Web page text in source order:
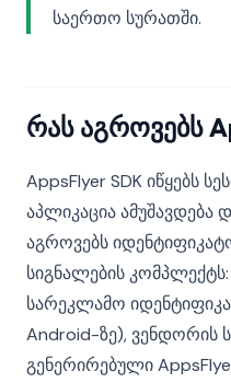
საერთო სურათში.
რას აგროვებს
AppsFlyer SDK იწყებს
აპლიკაცია ამუშავდება
აგროვებს
სიგნალების
სარეკლამო
Android-ზე), ვენდორის
გენერირებული